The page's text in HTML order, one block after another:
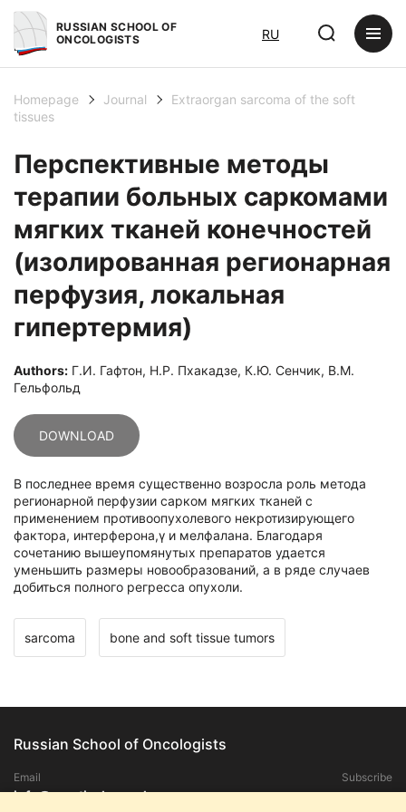
RUSSIAN SCHOOL OF
ONCOLOGISTS
RU
Homepage Journal
Extraorgan sarcoma of the soft
tissues
Перспективные методы
терапии больных саркомами
мягких тканей конечностей
(изолированная регионарная
перфузия, локальная
гипертермия)
Authors: Г.И. Гафтон, Н.Р. Пхакадзе, К.Ю. Сенчик, В.М.
Гельфольд
DOWNLOAD
В последнее время существенно возросла роль метода
регионарной перфузии сарком мягких тканей с
применением противоопухолевого некротизирующего
фактора, интерферона,γ и мелфалана. Благодаря
сочетанию вышеупомянутых препаратов удается
уменьшить размеры новообразований, а в ряде случаев
добиться полного регресса опухоли.
sarcoma bone and soft tissue tumors
Russian School of Oncologists
Email
info@practical-oncology.ru
Subscribe